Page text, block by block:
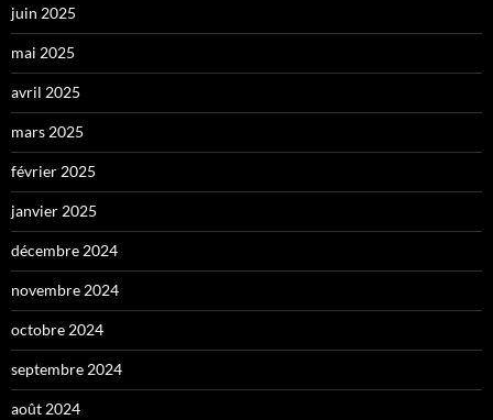
juin 2025
mai 2025
avril 2025
mars 2025
février 2025
janvier 2025
décembre 2024
novembre 2024
octobre 2024
septembre 2024
août 2024